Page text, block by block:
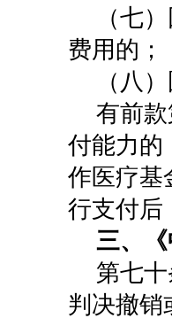
（七
费用的；
（八
有前
付能力的
作医疗基
行支付后
三、
第七
判决撤销